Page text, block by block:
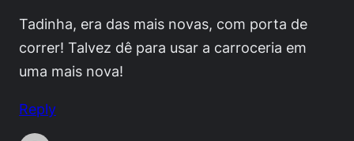
Tadinha, era das mais novas, com porta de
correr! Talvez dê para usar a carroceria em
uma mais nova!
Reply